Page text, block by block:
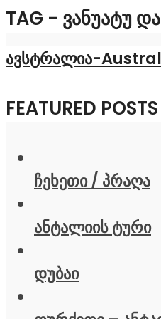
TAG - ᲕᲐᲜᲣᲐᲢᲣ
ავსტრალია-
FEATURED POSTS
ჩეხეთი / პრაღა
ანტალიის ტური
დუბაი